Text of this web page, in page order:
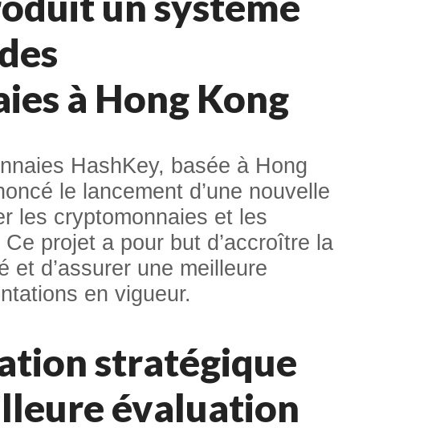
à Hong Kong
HashKey, basée à Hong
le lancement d’une nouvelle
les cryptomonnaies et les
projet a pour but d’accroître la
et d’assurer une meilleure
en vigueur.
stratégique
évaluation